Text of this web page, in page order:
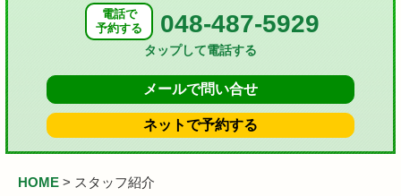
電話で
予約する
048-487-5929
タップして電話する
メールで問い合せ
ネットで予約する
HOME > スタッフ紹介